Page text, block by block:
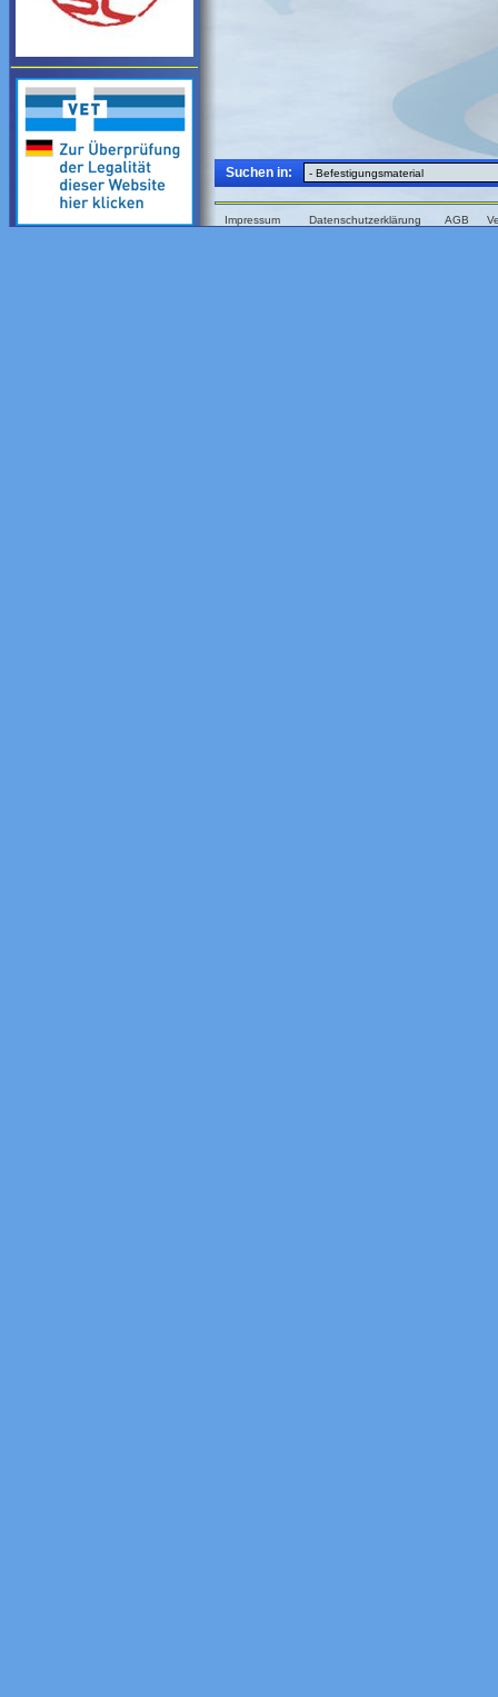
Suchen in:
Impressum Datenschutzerklärung AGB